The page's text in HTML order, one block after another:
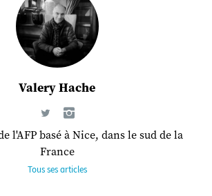
Valery Hache
l'AFP basé à Nice, dans le sud de la
France
Tous ses articles